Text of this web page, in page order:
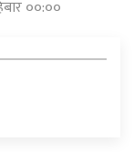
००:००